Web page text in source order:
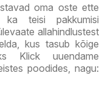
oma oste ette
ka teisi pakkumisi
allahindlustest
kus tasub kõige
Klick uuendame
poodides, nagu: